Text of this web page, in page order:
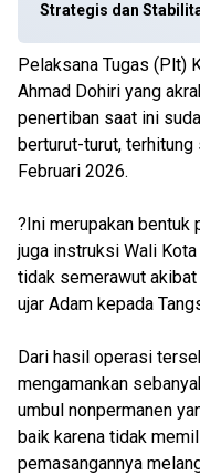
Strategis dan
Pelaksana Tugas (Plt)
Ahmad Dohiri yang
penertiban saat ini
berturut-turut, terhitung
Februari 2026.
?Ini merupakan bentuk
juga instruksi Wali
tidak semerawut akibat
ujar Adam kepada
Dari hasil operasi
mengamankan
umbul nonpermanen
baik karena tidak
pemasangannya